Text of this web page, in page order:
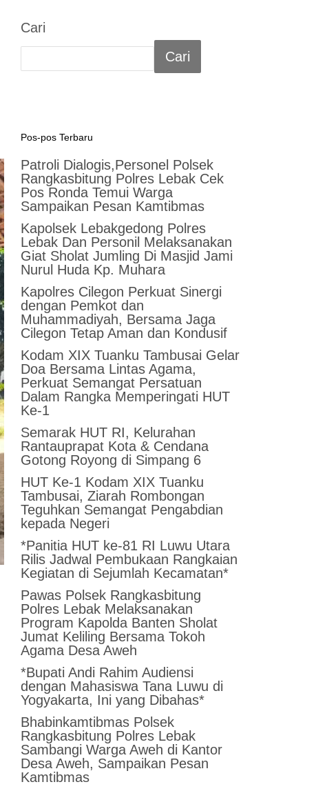
Cari
Cari
Pos-pos Terbaru
Patroli Dialogis,Personel Polsek
Rangkasbitung Polres Lebak Cek
Pos Ronda Temui Warga
Sampaikan Pesan Kamtibmas
Kapolsek Lebakgedong Polres
Lebak Dan Personil Melaksanakan
Giat Sholat Jumling Di Masjid Jami
Nurul Huda Kp. Muhara
Kapolres Cilegon Perkuat Sinergi
dengan Pemkot dan
Muhammadiyah, Bersama Jaga
Cilegon Tetap Aman dan Kondusif
Kodam XIX Tuanku Tambusai Gelar
Doa Bersama Lintas Agama,
Perkuat Semangat Persatuan
Dalam Rangka Memperingati HUT
Ke-1
Semarak HUT RI, Kelurahan
Rantauprapat Kota & Cendana
Gotong Royong di Simpang 6
HUT Ke-1 Kodam XIX Tuanku
Tambusai, Ziarah Rombongan
Teguhkan Semangat Pengabdian
kepada Negeri
*Panitia HUT ke-81 RI Luwu Utara
Rilis Jadwal Pembukaan Rangkaian
Kegiatan di Sejumlah Kecamatan*
Pawas Polsek Rangkasbitung
Polres Lebak Melaksanakan
Program Kapolda Banten Sholat
Jumat Keliling Bersama Tokoh
Agama Desa Aweh
*Bupati Andi Rahim Audiensi
dengan Mahasiswa Tana Luwu di
Yogyakarta, Ini yang Dibahas*
Bhabinkamtibmas Polsek
Rangkasbitung Polres Lebak
Sambangi Warga Aweh di Kantor
Desa Aweh, Sampaikan Pesan
Kamtibmas